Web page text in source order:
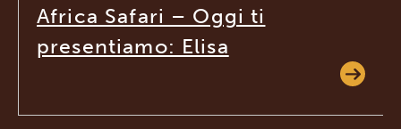
Africa Safari – Oggi ti
presentiamo: Elisa